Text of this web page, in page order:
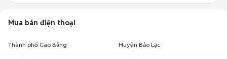
Mua bán điện thoại
Thành phố Cao Bằng Huyện Bảo Lạc